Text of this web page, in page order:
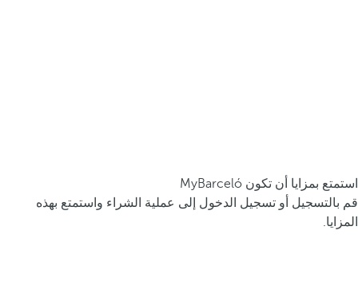
استمتع بمزايا أن تكون MyBarceló
قم بالتسجيل أو تسجيل الدخول إلى عملية الشراء واستمتع بهذه
المزايا.